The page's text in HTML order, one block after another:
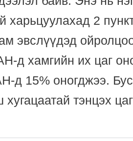
харьцуулахад 2
эвслүүдэд
д хамгийн их цаг
д 15% оногджээ.
тэнцэх